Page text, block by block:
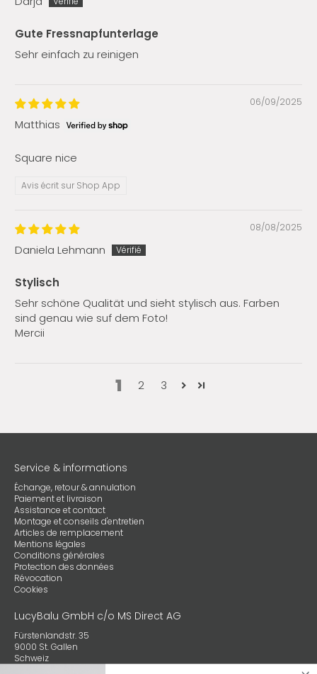
Gute Fressnapfunterlage
Sehr einfach zu reinigen
06/09/2025
Matthias
Square nice
Avis écrit sur Shop App
08/08/2025
Daniela Lehmann
Stylisch
Sehr schöne Qualität und sieht stylisch aus. Farben
sind genau wie suf dem Foto!
Mercii
1 2 3
Service & informations
Échange, retour & annulation
Paiement et livraison
Assistance et contact
Montage et conseils d'entretien
Articles de remplacement
Mentions légales
Conditions générales
Protection des données
Révocation
Cookies
LucyBalu GmbH c/o MS Direct AG
Fürstenlandstr. 35
9000 St. Gallen
Schweiz